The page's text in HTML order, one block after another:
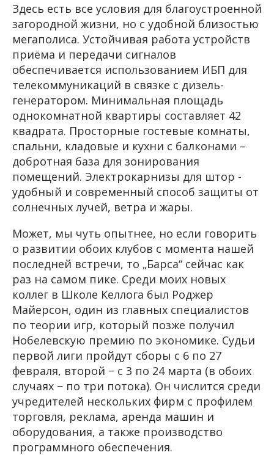
Здесь есть все условия для благоустроенной
загородной жизни, но с удобной близостью
мегаполиса. Устойчивая работа устройств
приёма и передачи сигналов
обеспечивается использованием ИБП для
телекоммуникаций в связке с дизель-
генератором. Минимальная площадь
однокомнатной квартиры составляет 42
квадрата. Просторные гостевые комнаты,
спальни, кладовые и кухни с балконами –
добротная база для зонирования
помещений. Электрокарнизы для штор -
удобный и современный способ защиты от
солнечных лучей, ветра и жары.
Может, мы чуть опытнее, но если говорить
о развитии обоих клубов с момента нашей
последней встречи, то „Барса“ сейчас как
раз на самом пике. Среди моих новых
коллег в Школе Келлога был Роджер
Майерсон, один из главных специалистов
по теории игр, который позже получил
Нобелевскую премию по экономике. Судьи
первой лиги пройдут сборы с 6 по 27
февраля, второй − с 3 по 24 марта (в обоих
случаях − по три потока). Он числится среди
учредителей нескольких фирм с профилем
торговля, реклама, аренда машин и
оборудования, а также производство
программного обеспечения.